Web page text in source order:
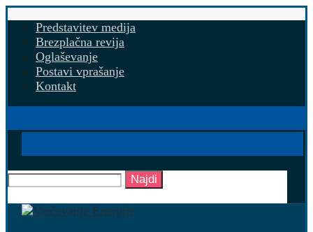
Predstavitev medija
Brezplačna revija
Oglaševanje
Postavi vprašanje
Kontakt
Najdi